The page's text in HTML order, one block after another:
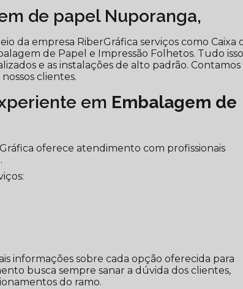
de papel Nuporanga,
da empresa RiberGráfica serviços como Caixa
de Papel e Impressão Folhetos. Tudo
e as instalações de alto padrão.
clientes.
em Embalagem de
oferece atendimento com profissionais
informações sobre cada opção oferecida para
busca sempre sanar a dúvida dos clientes,
do ramo.